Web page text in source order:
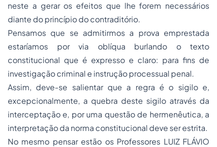
neste a gerar os efeitos que lhe forem necessários
diante do princípio do contraditório.
Pensamos que se admitirmos a prova emprestada
estaríamos por via oblíqua burlando o texto
constitucional que é expresso e claro: para fins de
investigação criminal e instrução processual penal.
Assim, deve-se salientar que a regra é o sigilo e,
excepcionalmente, a quebra deste sigilo através da
interceptação e, por uma questão de hermenêutica, a
interpretação da norma constitucional deve ser estrita.
No mesmo pensar estão os Professores LUIZ FLÁVIO